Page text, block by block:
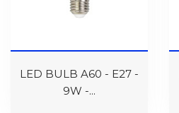
LED BULB A60 - E27 -
9W -...